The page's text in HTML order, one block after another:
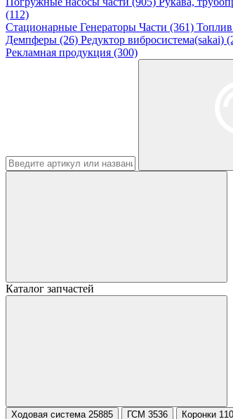
(112)
Стационарные Генераторы Части (361)
Демпферы (26) Редуктор вибросистема(sakai)
Рекламная продукция (300)
Каталог запчастей
Ходовая система 25885 ГСМ 3536 Коронки